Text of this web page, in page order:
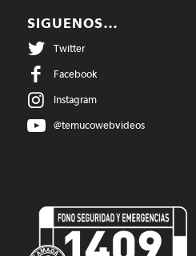
SIGUENOS…
Twitter
Facebook
Instagram
@temucowebvideos